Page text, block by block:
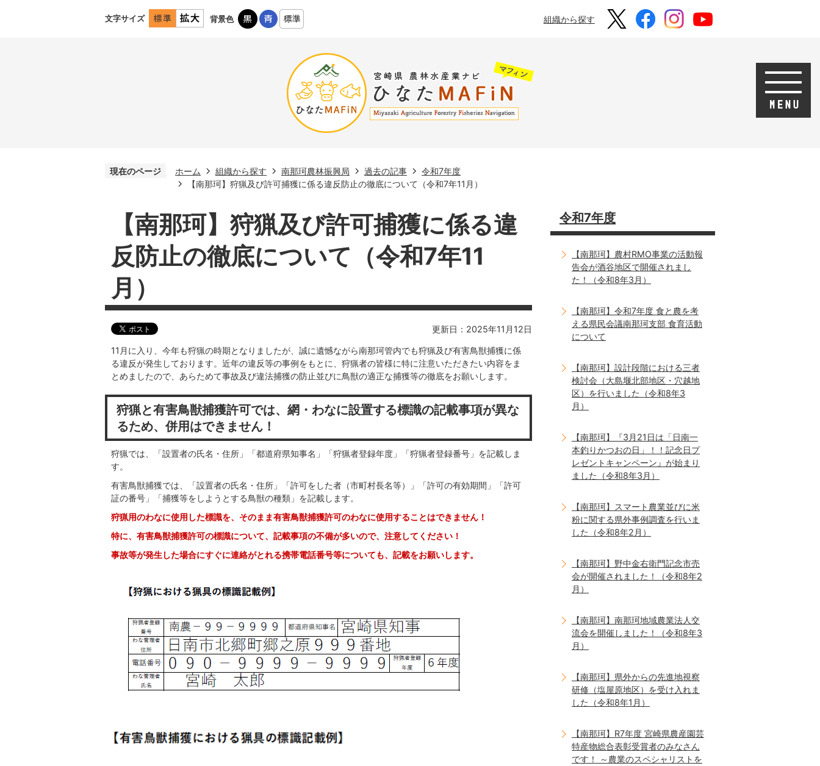
文字サイズ 背景色 組織から探す
現在のページ ホーム 組織から探す 南那珂農林振興局 過去の記事
令和7年度
【南那珂】狩猟及び許可捕獲に係る違反防止の徹底について（令和7年11月）
【南那珂】狩猟及び許可捕獲に係る違
反防止の徹底について（令和7年11
月）
更新日：2025年11月12日
11月に入り、今年も狩猟の時期となりましたが、誠に遺憾ながら南那珂管内でも狩猟及び有害鳥獣捕獲に係
る違反が発生しております。近年の違反等の事例をもとに、狩猟者の皆様に特に注意いただきたい内容をま
とめましたので、あらためて事故及び違法捕獲の防止並びに鳥獣の適正な捕獲等の徹底をお願いします。
狩猟と有害鳥獣捕獲許可では、網・わなに設置する標識の記載事項が異な
るため、併用はできません！
狩猟では、「設置者の氏名・住所」「都道府県知事名」「狩猟者登録年度」「狩猟者登録番号」を記載しま
す。
有害鳥獣捕獲では、「設置者の氏名・住所」「許可をした者（市町村長名等）」「許可の有効期間」「許可
証の番号」「捕獲等をしようとする鳥獣の種類」を記載します。
狩猟用のわなに使用した標識を、そのまま有害鳥獣捕獲許可のわなに使用することはできません！
特に、有害鳥獣捕獲許可の標識について、記載事項の不備が多いので、注意してください！
事故等が発生した場合にすぐに連絡がとれる携帯電話番号等についても、記載をお願いします。
令和7年度
【南那珂】農村RMO事業の活動報
告会が酒谷地区で開催されまし
た！（令和8年3月）
【南那珂】令和7年度 食と農を考
える県民会議南那珂支部 食育活動
について
【南那珂】設計段階における三者
検討会（大島堰北部地区・穴越地
区）を行いました（令和8年3
月）
【南那珂】『3月21日は「日南一
本釣りかつおの日」！！記念日プ
レゼントキャンペーン』が始まり
ました（令和8年3月）
【南那珂】スマート農業並びに米
粉に関する県外事例調査を行いま
した（令和8年2月）
【南那珂】野中金右衛門記念市売
会が開催されました！（令和8年2
月）
【南那珂】南那珂地域農業法人交
流会を開催しました！（令和8年3
月）
【南那珂】県外からの先進地視察
研修（塩屋原地区）を受け入れま
した（令和8年1月）
【南那珂】R7年度 宮崎県農産園芸
特産物総合表彰受賞者のみなさん
です！ ～農業のスペシャリストを